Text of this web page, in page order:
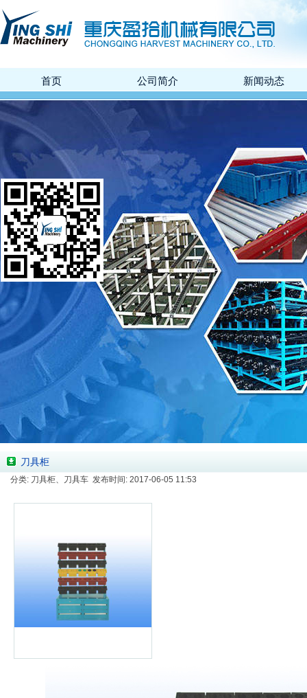
首页 公司简介 新闻动态
刀具柜
分类: 刀具柜、刀具车 发布时间: 2017-06-05 11:53